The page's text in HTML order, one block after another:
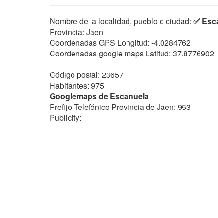
Nombre de la localidad, pueblo o ciudad: ✅
Provincia: Jaen
Coordenadas GPS Longitud: -4.0284762
Coordenadas google maps Latitud: 37.8776902
Código postal: 23657
Habitantes: 975
Googlemaps de Escanuela
Prefijo Telefónico Provincia de Jaen: 953
Publicity: